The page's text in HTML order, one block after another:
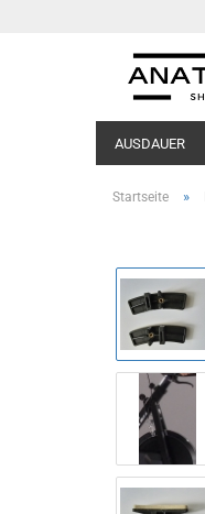
AUSDAUER
Startseite »